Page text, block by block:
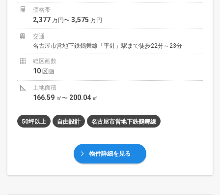
価格帯
2,377 万円〜 3,575 万円
交通
名古屋市営地下鉄鶴舞線「平針」駅まで徒歩22分～23分
総区画数
10 区画
土地面積
166.59 ㎡〜 200.04 ㎡
50坪以上 自由設計 名古屋市営地下鉄鶴舞線
物件詳細を見る